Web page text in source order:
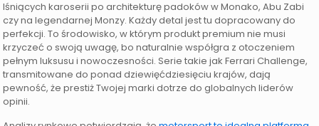
lśniących karoserii po architekturę padoków w Monako, Abu Zabi
czy na legendarnej Monzy. Każdy detal jest tu dopracowany do
perfekcji. To środowisko, w którym produkt premium nie musi
krzyczeć o swoją uwagę, bo naturalnie współgra z otoczeniem
pełnym luksusu i nowoczesności. Serie takie jak Ferrari Challenge,
transmitowane do ponad dziewięćdziesięciu krajów, dają
pewność, że prestiż Twojej marki dotrze do globalnych liderów
opinii.